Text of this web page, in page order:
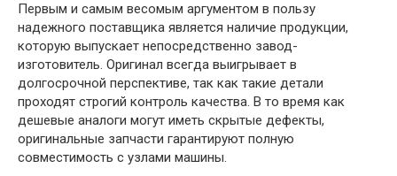
Первым и самым весомым аргументом в пользу
надежного поставщика является наличие продукции,
которую выпускает непосредственно завод-
изготовитель. Оригинал всегда выигрывает в
долгосрочной перспективе, так как такие детали
проходят строгий контроль качества. В то время как
дешевые аналоги могут иметь скрытые дефекты,
оригинальные запчасти гарантируют полную
совместимость с узлами машины.